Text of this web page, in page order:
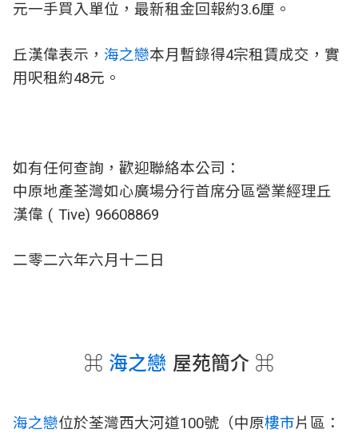
元一手買入單位，最新租金回報約3.6厘。
丘漢偉表示， 海之戀本月暫錄得4宗租賃成交，實
用呎租約48元。
如有任何查詢，歡迎聯絡本公司：
中原地產荃灣如心廣場分行首席分區營業經理丘
漢偉 ( Tive) 96608869
二零二六年六月十二日
⌘ 海之戀 屋苑簡介 ⌘
海之戀位於荃灣西大河道100號（中原樓市片區：